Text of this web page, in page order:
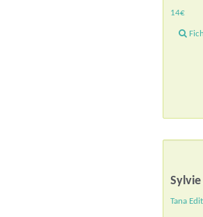
14€
Tana